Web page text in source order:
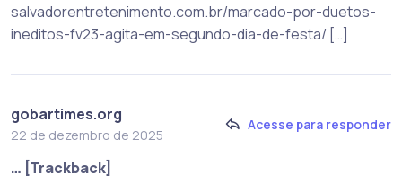
salvadorentretenimento.com.br/marcado-por-duetos-
ineditos-fv23-agita-em-segundo-dia-de-festa/ […]
gobartimes.org
22 de dezembro de 2025
Acesse para responder
… [Trackback]